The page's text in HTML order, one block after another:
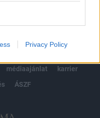
Privacy Policy
médiaajánlat
karrier
ÁSZF